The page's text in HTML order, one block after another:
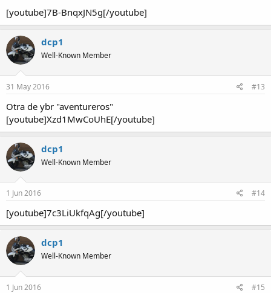
[youtube]7B-BnqxJN5g[/youtube]
dcp1
Well-Known Member
31 May 2016 #13
Otra de ybr "aventureros"
[youtube]Xzd1MwCoUhE[/youtube]
dcp1
Well-Known Member
1 Jun 2016 #14
[youtube]7c3LiUkfqAg[/youtube]
dcp1
Well-Known Member
1 Jun 2016 #15